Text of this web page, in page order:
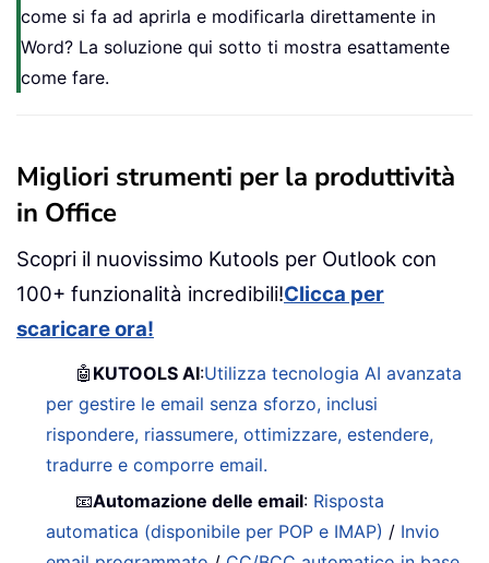
come si fa ad aprirla e modificarla direttamente in
Word? La soluzione qui sotto ti mostra esattamente
come fare.
Migliori strumenti per la produttività
in Office
Scopri il nuovissimo Kutools per Outlook con
100+ funzionalità incredibili!Clicca per
scaricare ora!
🤖 KUTOOLS AI:Utilizza tecnologia AI avanzata
per gestire le email senza sforzo, inclusi
rispondere, riassumere, ottimizzare, estendere,
tradurre e comporre email.
📧Automazione delle email: Risposta
automatica (disponibile per POP e IMAP) / Invio